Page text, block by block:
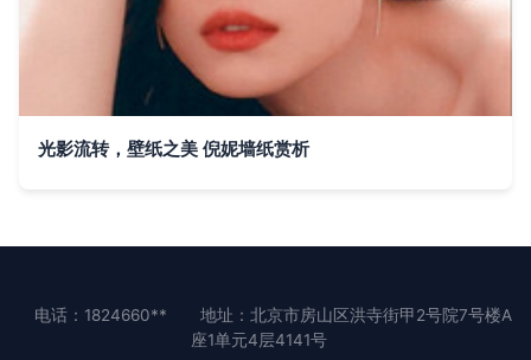
光影流转，壁纸之美 倪妮墙纸赏析
电话：1824660**
地址：北京市房山区洪寺街甲2号院7号楼A
座1单元4层4141号